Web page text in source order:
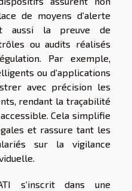
de moyens d’alerte
aussi la preuve de
ou audits réalisés
Par exemple,
ou d’applications
avec précision les
rendant la traçabilité
Cela simplifie
et rassure tant les
sur la vigilance
s’inscrit dans une